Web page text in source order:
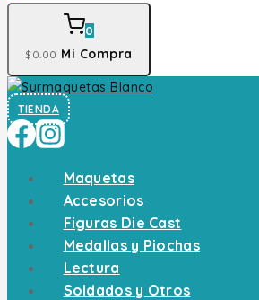
0
$0 .00 Mi Compra
TIENDA
Maquetas
Accesorios
Figuras Die Cast
Medallas y Piochas
Lectura
Soldados y Otros